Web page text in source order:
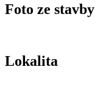
Foto ze stavby
Lokalita